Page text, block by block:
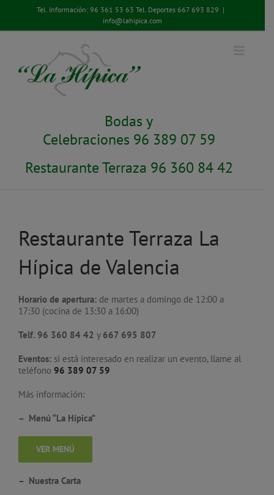
contenido
Tel. Información: 96 361 53 63 Tel. Deportes 667 693 829 |
info@lahipica.com
Bodas y
Celebraciones 96 389 07 59
Restaurante Terraza 96 360 84 42
Restaurante Terraza La
Hípica de Valencia
Horario de apertura: de martes a domingo de 12:00 a
17:30 (cocina de 13:30 a 16:00)
Telf. 96 360 84 42 y 667 695 807
Eventos: si está interesado en realizar un evento, llame al
teléfono 96 389 07 59
Más información:
– Menú “La Hípica”
VER MENÚ
– Nuestra Carta